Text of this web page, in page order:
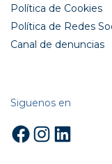
Política de Cookies
Política de Redes
Canal de denuncias
Siguenos en
Facebook
Instagram